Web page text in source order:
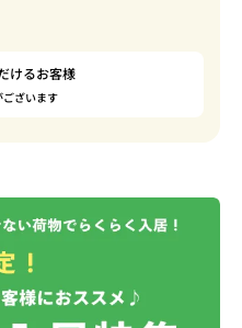
けるお客様
ざいます